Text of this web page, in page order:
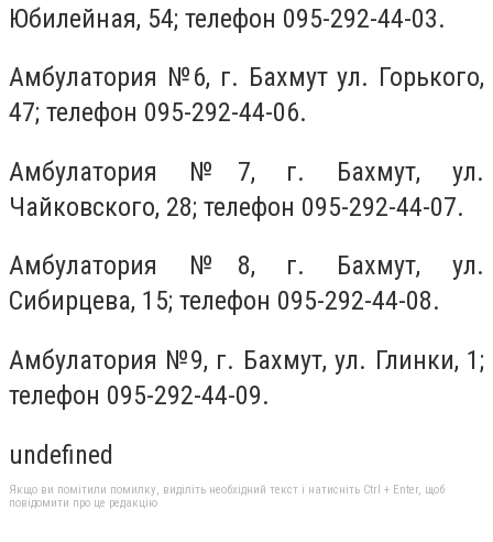
Юбилейная, 54; телефон 095-292-44-03.
Амбулатория №6, г. Бахмут ул. Горького,
47; телефон 095-292-44-06.
Амбулатория №7, г. Бахмут, ул.
Чайковского, 28; телефон 095-292-44-07.
Амбулатория №8, г. Бахмут, ул.
Сибирцева, 15; телефон 095-292-44-08.
Амбулатория №9, г. Бахмут, ул. Глинки, 1;
телефон 095-292-44-09.
undefined
Якщо ви помітили помилку, виділіть необхідний текст і натисніть Ctrl + Enter, щоб
повідомити про це редакцію